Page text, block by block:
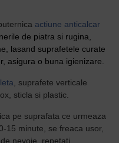
actiune anticalcar
de piatra si rugina,
lasand suprafetele curate
asigura o buna igienizare.
, suprafete verticale
sticla si plastic.
pe suprafata ce urmeaza
15 minute, se freaca usor,
nevoie, repetati